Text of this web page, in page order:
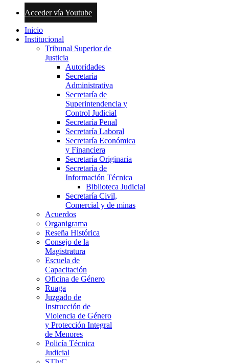
Acceder vía Youtube
Inicio
Institucional
Tribunal Superior de
Justicia
Autoridades
Secretaría
Administrativa
Secretaría de
Superintendencia y
Control Judicial
Secretaría Penal
Secretaría Laboral
Secretaría Económica
y Financiera
Secretaría Originaria
Secretaría de
Información Técnica
Biblioteca Judicial
Secretaría Civil,
Comercial y de minas
Acuerdos
Organigrama
Reseña Histórica
Consejo de la
Magistratura
Escuela de
Capacitación
Oficina de Género
Ruaga
Juzgado de
Instrucción de
Violencia de Género
y Protección Integral
de Menores
Policía Técnica
Judicial